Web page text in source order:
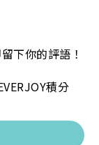
下你的評語！
積分